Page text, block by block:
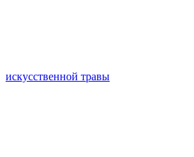
искусственной травы